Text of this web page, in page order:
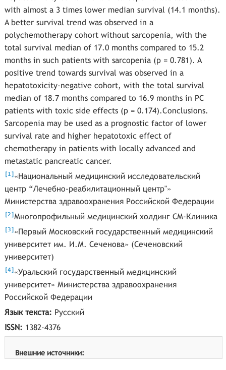
with almost a 3 times lower median survival (14.1 months).
A better survival trend was observed in a
polychemotherapy cohort without sarcopenia, with the
total survival median of 17.0 months compared to 15.2
months in such patients with sarcopenia (p = 0.781). A
positive trend towards survival was observed in a
hepatotoxicity-negative cohort, with the total survival
median of 18.7 months compared to 16.9 months in PC
patients with toxic side effects (p = 0.174).Conclusions.
Sarcopenia may be used as a prognostic factor of lower
survival rate and higher hepatotoxic effect of
chemotherapy in patients with locally advanced and
metastatic pancreatic cancer.
[1]«Национальный медицинский исследовательский
центр “Лечебно-реабилитационный центр"»
Министерства здравоохранения Российской Федерации
[2]Многопрофильный медицинский холдинг СМ-Клиника
[3]«Первый Московский государственный медицинский
университет им. И.М. Сеченова» (Сеченовский
университет)
[4]«Уральский государственный медицинский
университет» Министерства здравоохранения
Российской Федерации
Язык текста: Русский
ISSN: 1382-4376
Внешние источники: